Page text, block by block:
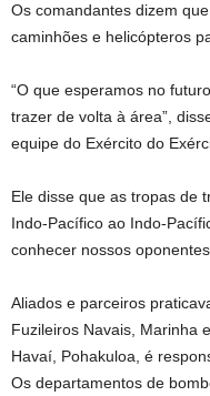
Os comandantes dizem
caminhões e helicópteros
“O que esperamos no
trazer de volta à área”,
equipe do Exército do
Ele disse que as tropas de
Indo-Pacífico ao Indo-
conhecer nossos
Aliados e parceiros
Fuzileiros Navais, Marinha
Havaí, Pohakuloa, é
Os departamentos de